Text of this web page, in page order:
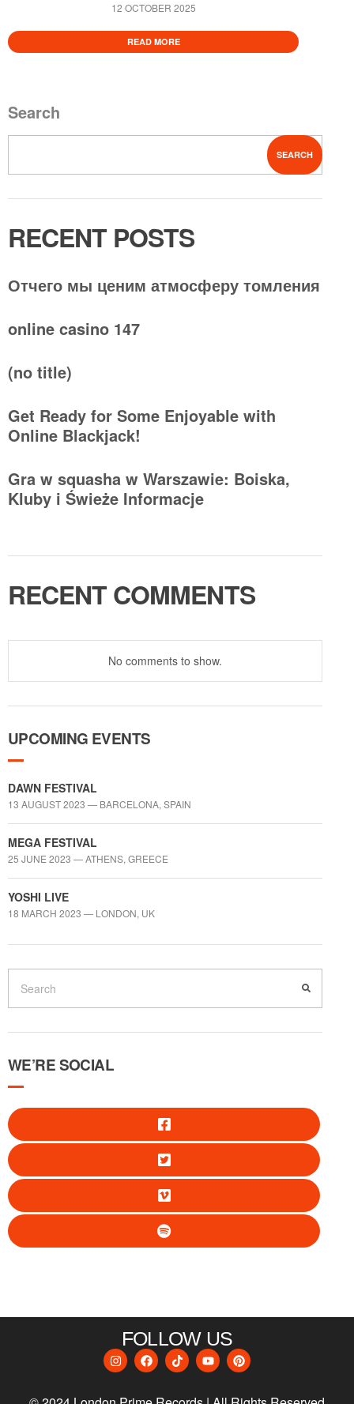
12 OCTOBER 2025
READ MORE
Search
SEARCH
RECENT POSTS
Отчего мы ценим атмосферу томления
online casino 147
(no title)
Get Ready for Some Enjoyable with
Online Blackjack!
Gra w squasha w Warszawie: Boiska,
Kluby i Świeże Informacje
RECENT COMMENTS
No comments to show.
UPCOMING EVENTS
DAWN FESTIVAL
13 AUGUST 2023 — BARCELONA, SPAIN
MEGA FESTIVAL
25 JUNE 2023 — ATHENS, GREECE
YOSHI LIVE
18 MARCH 2023 — LONDON, UK
WE’RE SOCIAL
FOLLOW US